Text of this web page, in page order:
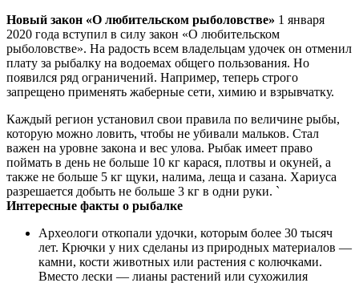
Новый закон «О любительском рыболовстве» 1 января
2020 года вступил в силу закон «О любительском
рыболовстве». На радость всем владельцам удочек он отменил
плату за рыбалку на водоемах общего пользования. Но
появился ряд ограничений. Например, теперь строго
запрещено применять жаберные сети, химию и взрывчатку.
Каждый регион установил свои правила по величине рыбы,
которую можно ловить, чтобы не убивали мальков. Стал
важен на уровне закона и вес улова. Рыбак имеет право
поймать в день не больше 10 кг карася, плотвы и окуней, а
также не больше 5 кг щуки, налима, леща и сазана. Хариуса
разрешается добыть не больше 3 кг в одни руки. `
Интересные факты о рыбалке
Археологи откопали удочки, которым более 30 тысяч
лет. Крючки у них сделаны из природных материалов —
камни, кости животных или растения с колючками.
Вместо лески — лианы растений или сухожилия